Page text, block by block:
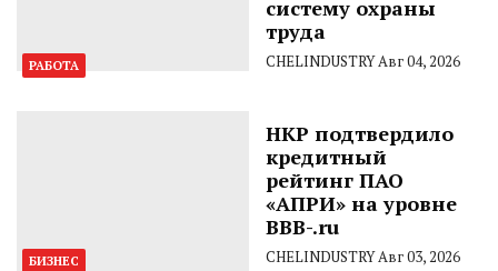
РАБОТА
систему охраны
труда
CHELINDUSTRY Авг 04, 2026
БИЗНЕС
НКР подтвердило
кредитный
рейтинг ПАО
«АПРИ» на уровне
BBB-.ru
CHELINDUSTRY Авг 03, 2026